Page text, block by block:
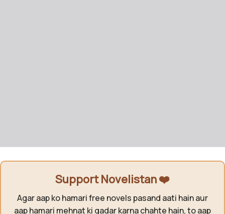
Support Novelistan ❤️
Agar aap ko hamari free novels pasand aati hain aur
aap hamari mehnat ki qadar karna chahte hain, to aap